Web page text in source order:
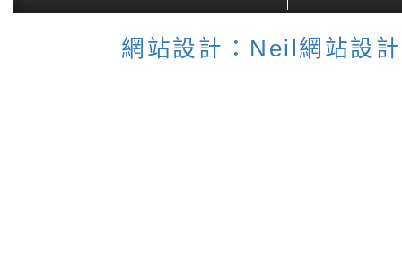
建議瀏覽器 chrome網站
【個資保護聲明】
網站設計：Neil網站設